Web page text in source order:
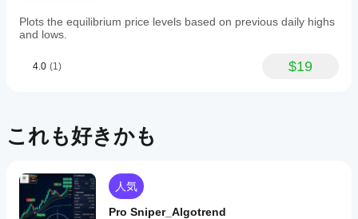
Plots the equilibrium price levels based on previous daily highs
and lows.
4.0 (1) $19
これも好きかも
人気
Pro Sniper_Algotrend